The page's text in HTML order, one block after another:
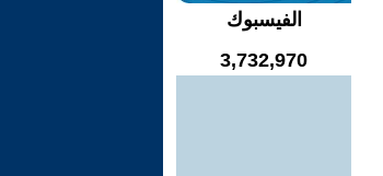
الفيسبوك
3,732,970